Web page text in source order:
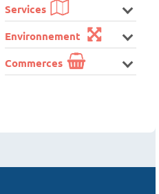
Services
Environnement
Commerces